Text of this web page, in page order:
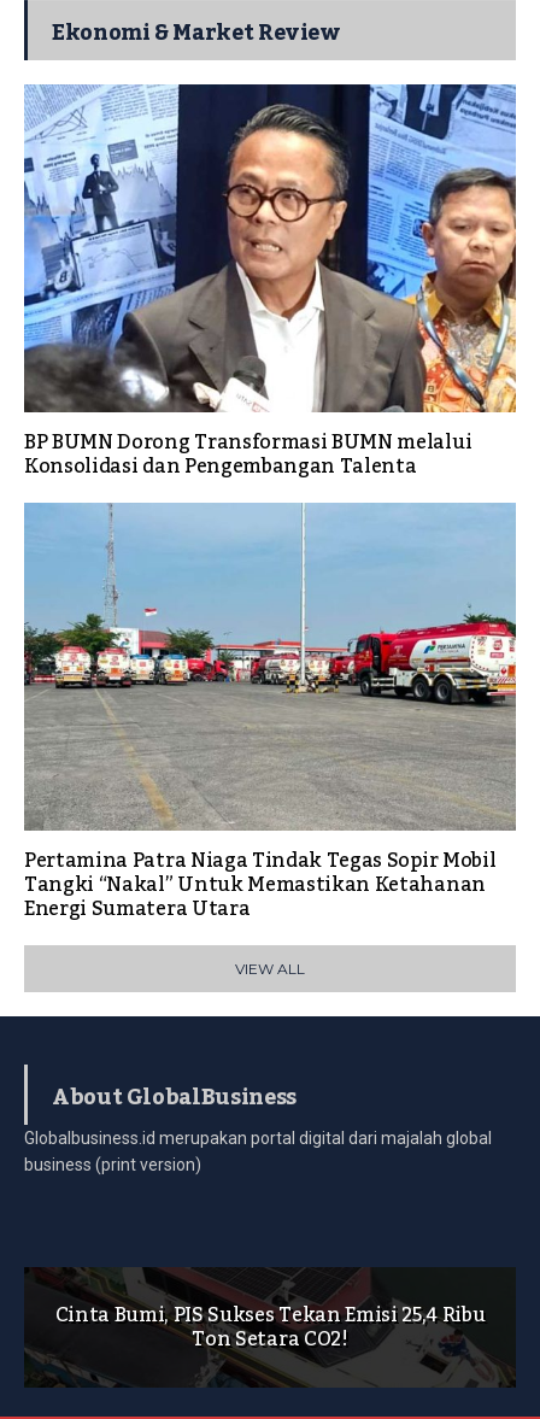
Ekonomi & Market Review
BP BUMN Dorong Transformasi BUMN melalui
Konsolidasi dan Pengembangan Talenta
Pertamina Patra Niaga Tindak Tegas Sopir Mobil
Tangki “Nakal” Untuk Memastikan Ketahanan
Energi Sumatera Utara
VIEW ALL
About GlobalBusiness
Globalbusiness.id merupakan portal digital dari majalah global
business (print version)
Cinta Bumi, PIS Sukses Tekan Emisi 25,4 Ribu
Ton Setara CO2!